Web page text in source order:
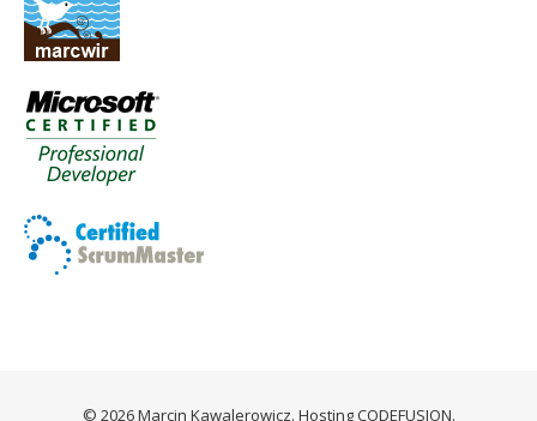
© 2026 Marcin Kawalerowicz. HostingCODEFUSION.